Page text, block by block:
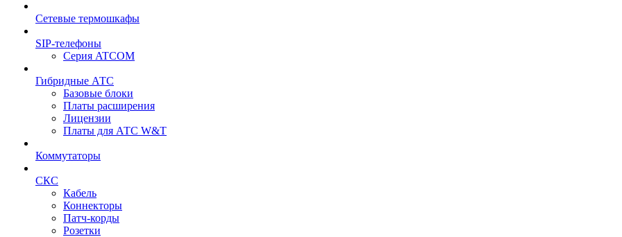
Сетевые термошкафы
SIP-телефоны
Серия ATCOM
Гибридные АТС
Базовые блоки
Платы расширения
Лицензии
Платы для АТС W&T
Коммутаторы
СКС
Кабель
Коннекторы
Патч-корды
Розетки